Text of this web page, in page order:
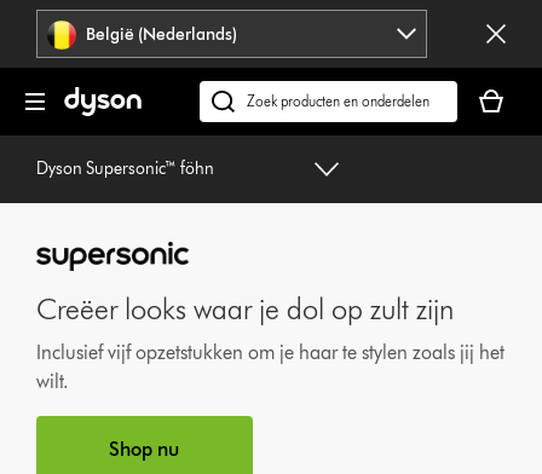
Navigatie
overslaan
België (Nederlands)
Zoek
op
dyson.be
is
Dyson Supersonic™ föhn
Creëer looks waar je dol op zult zijn
Inclusief vijf opzetstukken om je haar te stylen zoals jij het
wilt.
Shop nu